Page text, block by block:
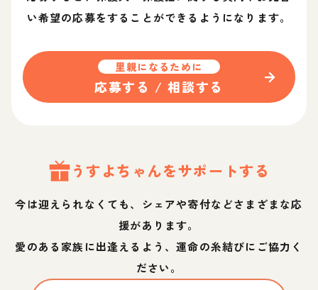
い希望の応募をすることができるようになります。
里親になるために
応募する / 相談する
うすよちゃんをサポートする
今は迎えられなくても、シェアや寄付などさまざまな応
援があります。
愛のある家族に出逢えるよう、運命の糸結びにご協力く
ださい。